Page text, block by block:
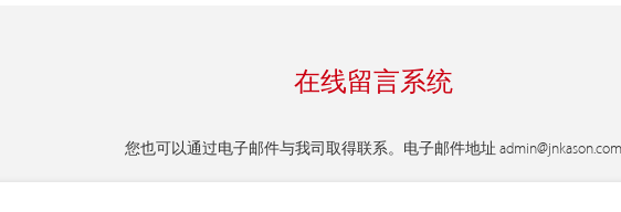
在线留言系统
您也可以通过电子邮件与我司取得联系。电子邮件地址 admin@jnkason.com